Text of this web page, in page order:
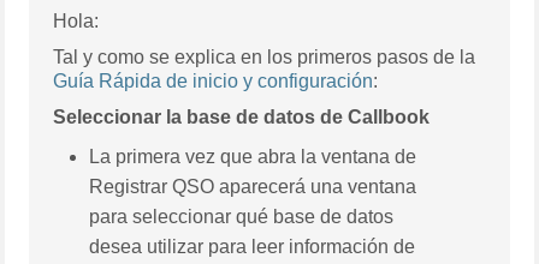
Hola:
Tal y como se explica en los primeros pasos de la
Guía Rápida de inicio y configuración:
Seleccionar la base de datos de Callbook
La primera vez que abra la ventana de
Registrar QSO aparecerá una ventana
para seleccionar qué base de datos
desea utilizar para leer información de